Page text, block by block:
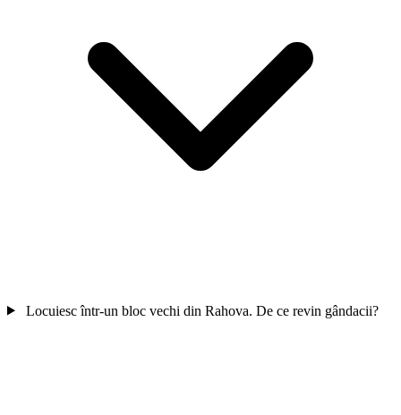
Locuiesc într-un bloc vechi din Rahova. De ce revin gândacii?